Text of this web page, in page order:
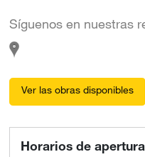
Síguenos en nuestras
Ver las obras disponibles
Horarios de apertura